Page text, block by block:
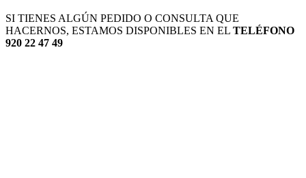
SI TIENES ALGÚN PEDIDO O CONSULTA QUE
HACERNOS, ESTAMOS DISPONIBLES EN EL TELÉFONO
920 22 47 49